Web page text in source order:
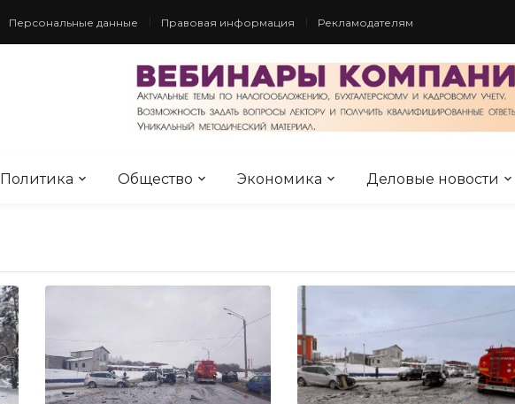
Персональные данные Правовая информация Рекламодателям
Политика Общество Экономика Деловые новости